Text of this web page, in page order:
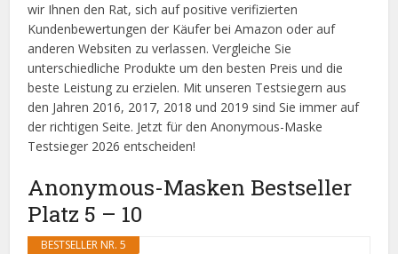
wir Ihnen den Rat, sich auf positive verifizierten
Kundenbewertungen der Käufer bei Amazon oder auf
anderen Websiten zu verlassen. Vergleiche Sie
unterschiedliche Produkte um den besten Preis und die
beste Leistung zu erzielen. Mit unseren Testsiegern aus
den Jahren 2016, 2017, 2018 und 2019 sind Sie immer auf
der richtigen Seite. Jetzt für den Anonymous-Maske
Testsieger 2026 entscheiden!
Anonymous-Masken Bestseller
Platz 5 – 10
BESTSELLER NR. 5